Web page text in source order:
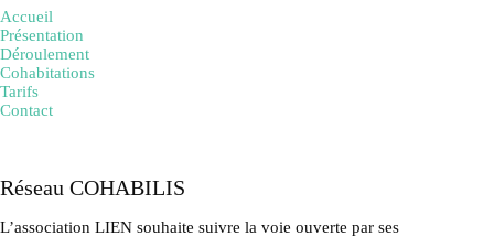
Accueil
Présentation
Déroulement
Cohabitations
Tarifs
Contact
Réseau COHABILIS
L’association LIEN souhaite suivre la voie ouverte par ses